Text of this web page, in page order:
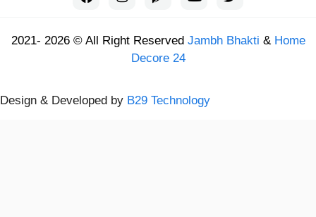
2021- 2026 © All Right Reserved Jambh Bhakti & Home
Decore 24
Design & Developed by B29 Technology